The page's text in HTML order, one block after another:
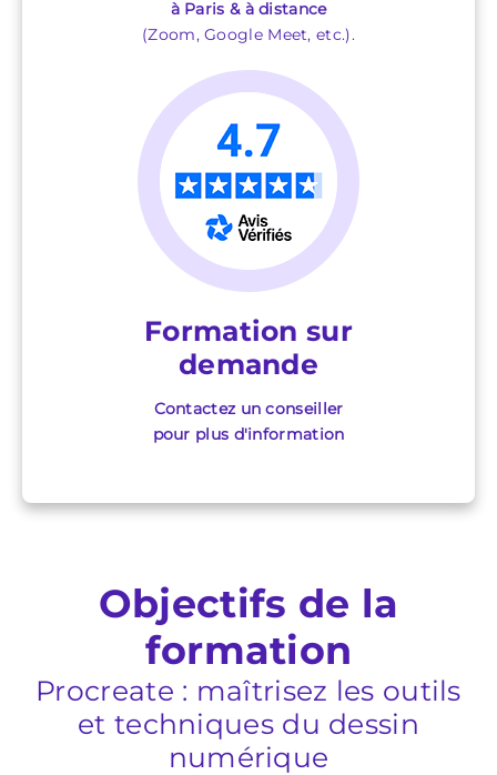
à Paris & à distance
(Zoom, Google Meet, etc.).
Formation sur
demande
Contactez un conseiller
pour plus d'information
Objectifs de la
formation
Procreate : maîtrisez les outils
et techniques du dessin
numérique